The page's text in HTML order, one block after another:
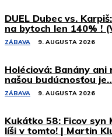
DUEL Dubec vs.
na bytoch len 140% !
ZÁBAVA 9. AUGUSTA 2026
Holéciová: Banány
našou budúcnosťou
ZÁBAVA 9. AUGUSTA 2026
Kukátko 58: Ficov syn
líši v tomto! | Martin